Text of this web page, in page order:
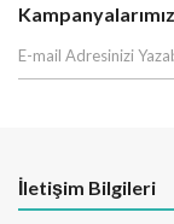
İletişim Bilgileri